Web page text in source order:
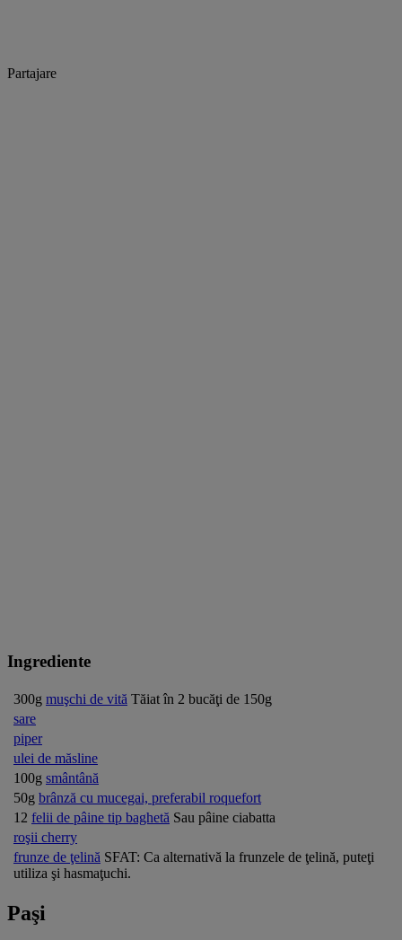
Partajare
Ingrediente
300g muşchi de vită Tăiat în 2 bucăţi de 150g
sare
piper
ulei de măsline
100g smântână
50g brânză cu mucegai, preferabil roquefort
12 felii de pâine tip baghetă Sau pâine ciabatta
roşii cherry
frunze de ţelină SFAT: Ca alternativă la frunzele de ţelină, puteţi
utiliza şi hasmaţuchi.
Paşi